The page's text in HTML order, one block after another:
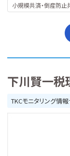
小規模共済・倒産防止
下川賢一税
TKCモニタリング情